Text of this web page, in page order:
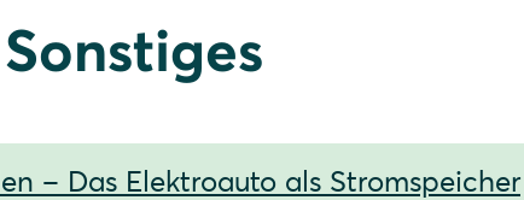
Sonstiges
– Das Elektroauto als Stromspeicher